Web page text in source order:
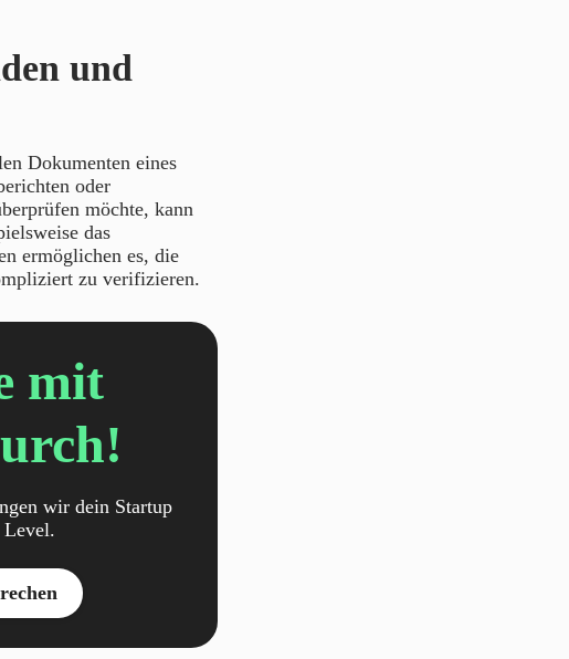
und
Dokumenten eines
oder
möchte, kann
das
ermöglichen es, die
zu verifizieren.
mit
wir dein Startup
Level.